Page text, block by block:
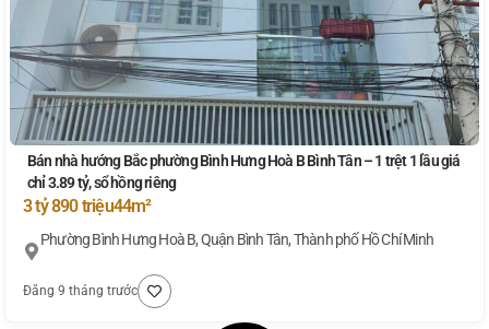
Bán nhà hướng Bắc phường Bình Hưng Hoà B Bình Tân – 1 trệt 1 lầu giá
chỉ 3.89 tỷ, sổ hồng riêng
3 tỷ 890 triệu44m²
Phường Bình Hưng Hoà B, Quận Bình Tân, Thành phố Hồ Chí Minh
Đăng 9 tháng trước